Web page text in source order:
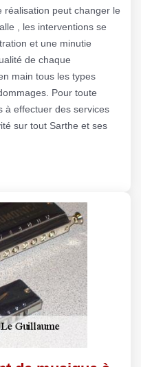
réalisation peut changer le
, les interventions se
et une minutie
de chaque
main tous les types
Pour toute
à effectuer des services
sur tout Sarthe et ses